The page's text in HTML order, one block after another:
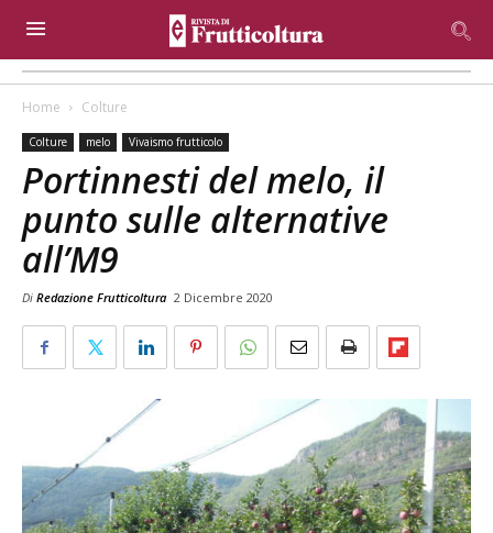
Home Colture
Colture melo Vivaismo frutticolo
Portinnesti del melo, il
punto sulle alternative
all’M9
Di Redazione Frutticoltura 2 Dicembre 2020